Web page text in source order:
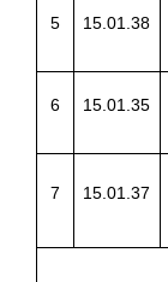
5 15.01.38
6 15.01.35
7 15.01.37